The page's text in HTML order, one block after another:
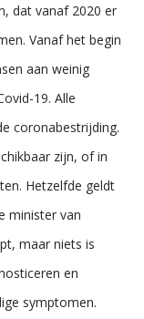
dat vanaf 2020 er
Vanaf het begin
aan weinig
19. Alle
coronabestrijding.
zijn, of in
Hetzelfde geldt
minister van
maar niets is
en
symptomen.